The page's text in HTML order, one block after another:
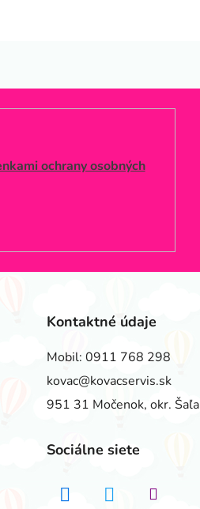
ochrany osobných
Kontaktné údaje
Mobil: 0911 768 298
kovac@kovacservis.sk
951 31 Močenok, okr. Šaľa
Sociálne siete